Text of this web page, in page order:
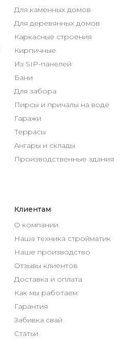
Для каменных домов
Для деревянных домов
Каркасные строения
Кирпичные
Из SIP-панелей
Бани
Для забора
Пирсы и причалы на воде
Гаражи
Террасы
Ангары и склады
Производственные здания
Клиентам
О компании
Наша техника стройматик
Наше производство
Отзывы клиентов
Доставка и оплата
Как мы работаем
Гарантия
Забивка свай
Статьи